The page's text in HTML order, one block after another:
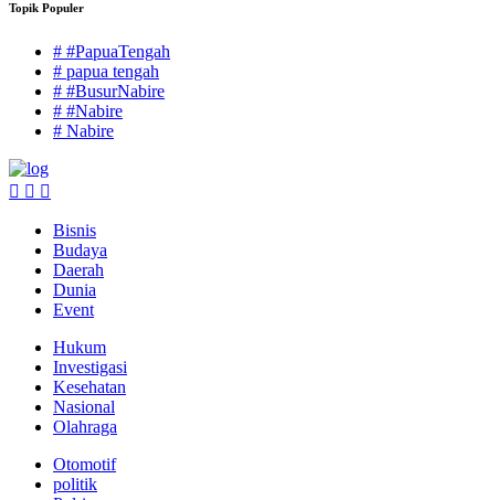
Topik Populer
# #PapuaTengah
# papua tengah
# #BusurNabire
# #Nabire
# Nabire
Bisnis
Budaya
Daerah
Dunia
Event
Hukum
Investigasi
Kesehatan
Nasional
Olahraga
Otomotif
politik